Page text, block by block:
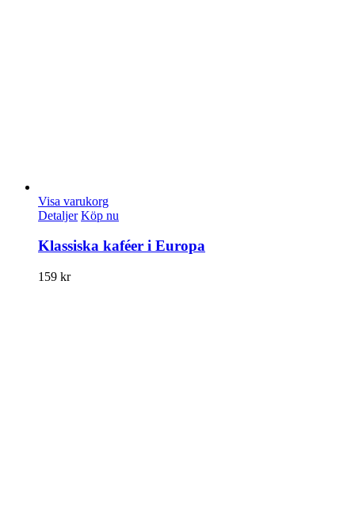
Visa varukorg
Detaljer Köp nu
Klassiska kaféer i Europa
159 kr